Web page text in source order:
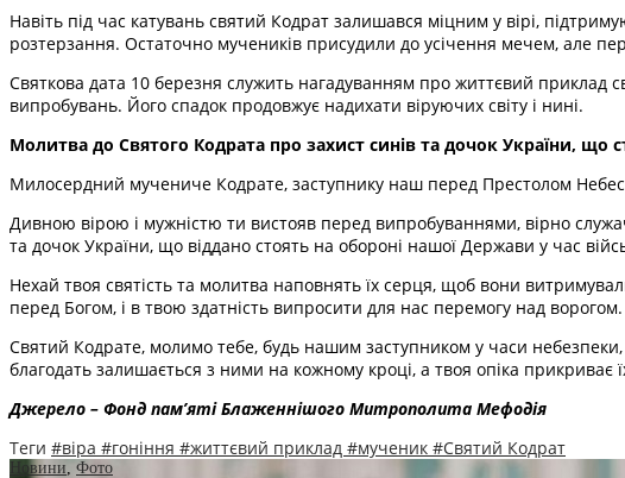
Навіть під час катувань святий Кодрат залишався міцним у вірі,
розтерзання. Остаточно мучеників присудили до усічення мечем, але
Святкова дата 10 березня служить нагадуванням про життєвий приклад
випробувань. Його спадок продовжує надихати віруючих світу і нині.
Молитва до Святого Кодрата про захист синів та дочок України, що
Милосердний мучениче Кодрате, заступнику наш перед Престолом
Дивною вірою і мужністю ти вистояв перед випробуваннями, вірно
та дочок України, що віддано стоять на обороні нашої Держави у час
Нехай твоя святість та молитва наповнять їх серця, щоб вони
перед Богом, і в твою здатність випросити для нас перемогу над ворогом.
Святий Кодрате, молимо тебе, будь нашим заступником у часи
благодать залишається з ними на кожному кроці, а твоя опіка прикриває
Джерело – Фонд пам’яті Блаженнішого Митрополита Мефодія
Теги #віра #гоніння #життєвий приклад #мученик #Святий Кодрат
Новини Фото